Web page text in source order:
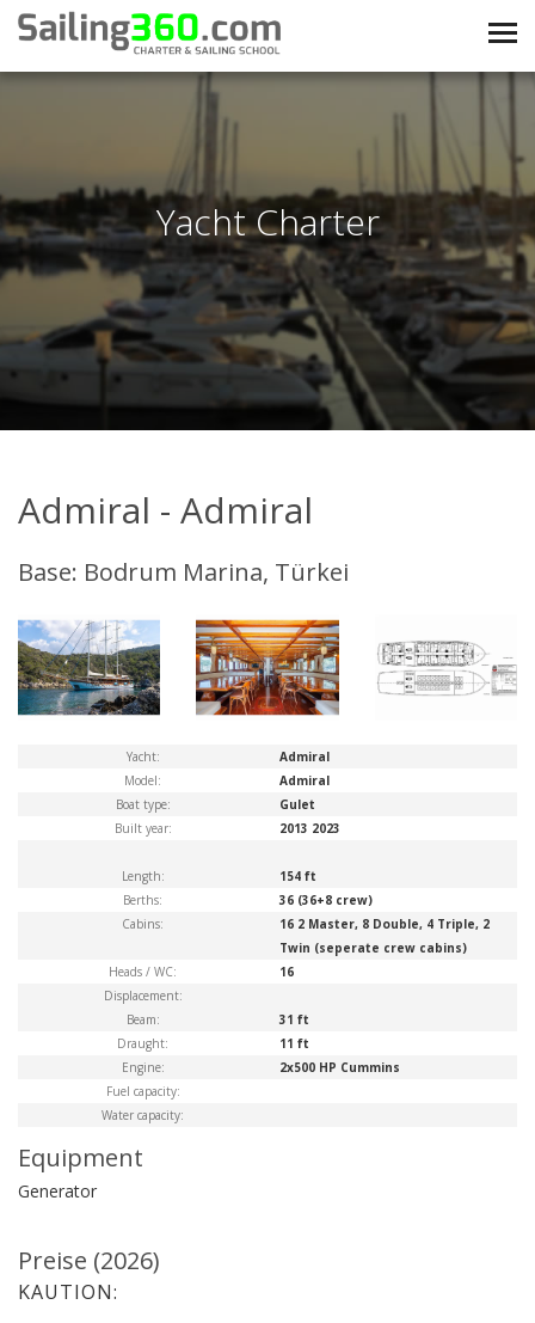
Yacht Charter
Admiral - Admiral
Base: Bodrum Marina, Türkei
Yacht:
Admiral
Model:
Admiral
Boat type:
Gulet
Built year:
2013 2023
Length:
154 ft
Berths:
36 (36+8 crew)
Cabins:
16 2 Master, 8 Double, 4 Triple, 2
Twin (seperate crew cabins)
Heads / WC:
16
Displacement:
Beam:
31 ft
Draught:
11 ft
Engine:
2x500 HP Cummins
Fuel capacity:
Water capacity:
Equipment
Generator
Preise (2026)
KAUTION: